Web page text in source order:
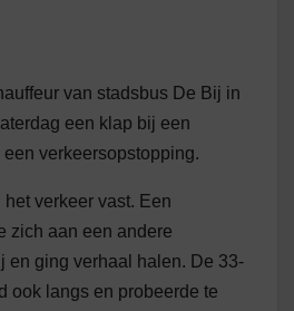
van stadsbus De Bij in
een klap bij een
verkeersopstopping.
verkeer vast. Een
zich aan een andere
en ging verhaal halen. De 33-
ook langs en probeerde te